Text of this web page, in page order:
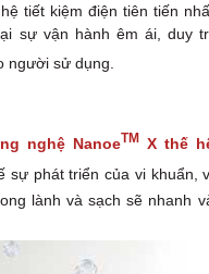
tiết kiệm điện tiên tiến
sự vận hành êm ái, duy
người sử dụng.
nghệ NanoeTM
X thế
sự phát triển của vi khuẩn,
lành và sạch sẽ nhanh